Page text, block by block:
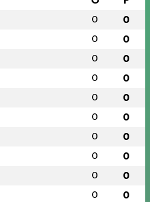
0 0
0 0
0 0
0 0
0 0
0 0
0 0
0 0
0 0
0 0